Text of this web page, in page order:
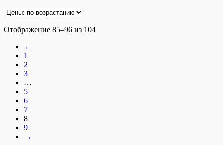
Отображение 85–96 из 104
←
1
2
3
…
5
6
7
8
9
→